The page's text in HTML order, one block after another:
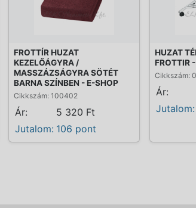
FROTTÍR HUZAT
KEZELŐÁGYRA /
MASSZÁZSÁGYRA SÖTÉT
BARNA SZÍNBEN - E-SHOP
Cikkszám: 100402
Ár:
5 320 Ft
Jutalom: 106 pont
HUZAT
FROTTIR
Cikkszám:
Ár:
Jutalom: